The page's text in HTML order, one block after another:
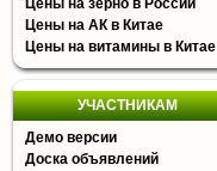
Цены на зерно в России
Цены на АК в Китае
Цены на витамины в Китае
УЧАСТНИКАМ
Демо версии
Доска объявлений